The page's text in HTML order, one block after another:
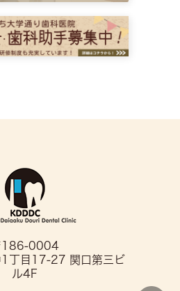
186-0004
1丁目17-27 関口第三ビ
ル4F